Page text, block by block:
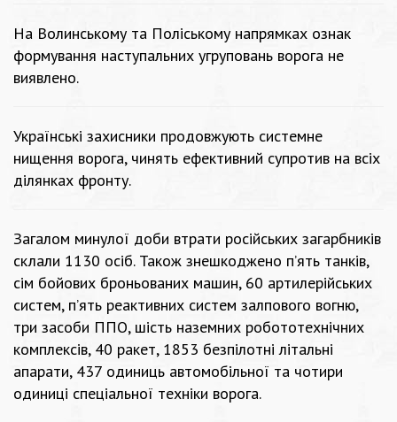
На Волинському та Поліському напрямках ознак
формування наступальних угруповань ворога не
виявлено.
Українські захисники продовжують системне
нищення ворога, чинять ефективний супротив на всіх
ділянках фронту.
Загалом минулої доби втрати російських загарбників
склали 1130 осіб. Також знешкоджено п’ять танків,
сім бойових броньованих машин, 60 артилерійських
систем, п’ять реактивних систем залпового вогню,
три засоби ППО, шість наземних робототехнічних
комплексів, 40 ракет, 1853 безпілотні літальні
апарати, 437 одиниць автомобільної та чотири
одиниці спеціальної техніки ворога.